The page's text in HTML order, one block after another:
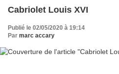
Cabriolet Louis XVI
Publié le 02/05/2020 à 19:14
Par marc accary